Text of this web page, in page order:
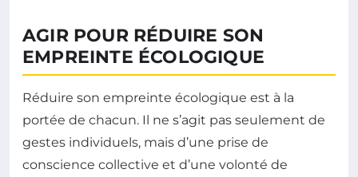
AGIR POUR RÉDUIRE SON
EMPREINTE ÉCOLOGIQUE
Réduire son empreinte écologique est à la
portée de chacun. Il ne s’agit pas seulement de
gestes individuels, mais d’une prise de
conscience collective et d’une volonté de